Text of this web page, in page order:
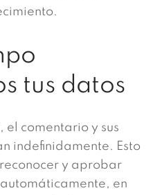
tus datos
el comentario y sus
indefinidamente. Esto
y aprobar
en